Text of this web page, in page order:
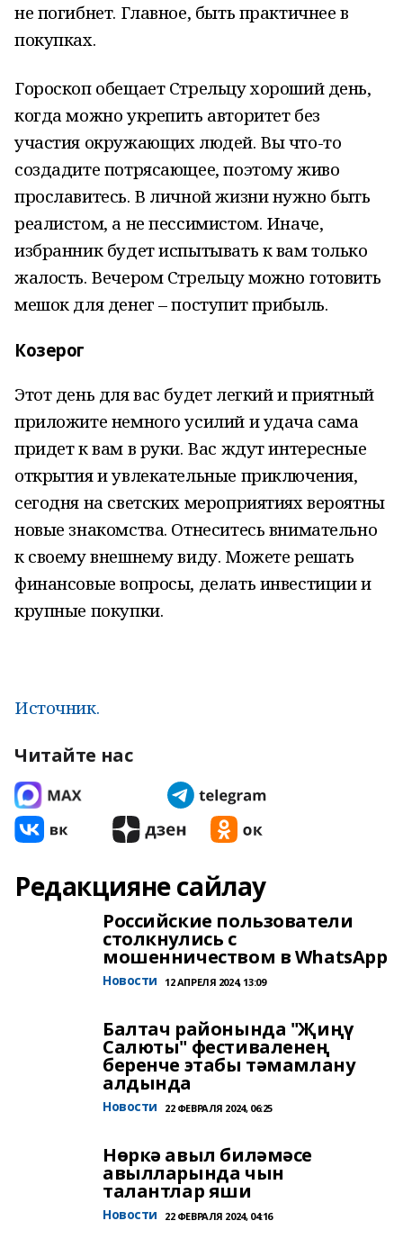
не погибнет. Главное, быть практичнее в
покупках.
Гороскоп обещает Стрельцу хороший день,
когда можно укрепить авторитет без
участия окружающих людей. Вы что-то
создадите потрясающее, поэтому живо
прославитесь. В личной жизни нужно быть
реалистом, а не пессимистом. Иначе,
избранник будет испытывать к вам только
жалость. Вечером Стрельцу можно готовить
мешок для денег – поступит прибыль.
Козерог
Этот день для вас будет легкий и приятный
приложите немного усилий и удача сама
придет к вам в руки. Вас ждут интересные
открытия и увлекательные приключения,
сегодня на светских мероприятиях вероятны
новые знакомства. Отнеситесь внимательно
к своему внешнему виду. Можете решать
финансовые вопросы, делать инвестиции и
крупные покупки.
Источник.
Читайте нас
Редакцияне сайлау
Российские пользователи
столкнулись с
мошенничеством в WhatsApp
Новости 12 АПРЕЛЯ 2024, 13:09
Балтач районында "Җиңү
Салюты" фестиваленең
беренче этабы тәмамлану
алдында
Новости 22 ФЕВРАЛЯ 2024, 06:25
Нөркә авыл биләмәсе
авылларында чын
талантлар яши
Новости 22 ФЕВРАЛЯ 2024, 04:16